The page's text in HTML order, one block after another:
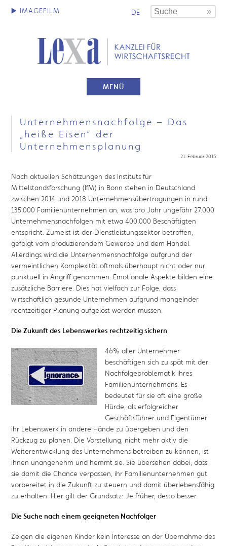
DE
MENÜ
Unternehmensnachfolge – Das
„heiße Eisen“ der
Unternehmensplanung
21. Februar 2015
Nach aktuellen Schätzungen des Instituts für
Mittelstandsforschung (IfM) in Bonn stehen in Deutschland
zwischen 2014 und 2018 Unternehmensübertragungen in rund
135.000 Familienunternehmen an, was pro Jahr ungefähr 27.000
Unternehmensnachfolgen mit etwa 400.000 Beschäftigten
entspricht. Zumeist ist der Dienstleistungssektor betroffen,
gefolgt vom produzierendem Gewerbe und dem Handel.
Allerdings wird die Unternehmensnachfolge aufgrund der
vermeintlichen Komplexität oftmals überhaupt nicht oder nur
punktuell in Angriff genommen. Emotionale Aspekte bilden eine
zusätzliche Barriere. Dies hat vielfach zur Folge, dass
wirtschaftlich gesunde Unternehmen aufgrund mangelnder
rechtzeitiger Planung aufgelöst werden müssen.
Die Zukunft des Lebenswerkes rechtzeitig sichern
46% aller Unternehmer
beschäftigen sich zu spät mit der
Nachfolgeproblematik ihres
Familienunternehmens. Es
bedeutet für sie oft eine große
Hürde, als erfolgreicher
Geschäftsführer und Eigentümer
ihr Lebenswerk in andere Hände zu übergeben und den
Rückzug zu planen. Die Vorstellung, nicht mehr aktiv die
Weiterentwicklung des Unternehmens betreiben zu können, ist
ihnen unangenehm und hemmt sie. Sie übersehen dabei, dass
sie damit die Chance verpassen, ihr Familienunternehmen gut
vorbereitet in die Zukunft zu steuern und damit überlebensfähig
zu erhalten. Hier gilt der Grundsatz: Je früher, desto besser.
Die Suche nach einem geeigneten Nachfolger
Zeigen die eigenen Kinder kein Interesse an der Übernahme des